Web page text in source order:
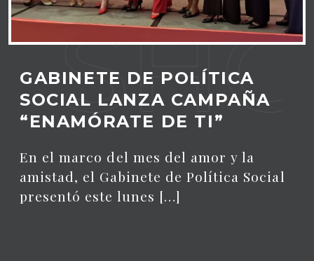
GABINETE DE POLÍTICA
SOCIAL LANZA CAMPAÑA
“ENAMÓRATE DE TI”
En el marco del mes del amor y la
amistad, el Gabinete de Política Social
presentó este lunes […]